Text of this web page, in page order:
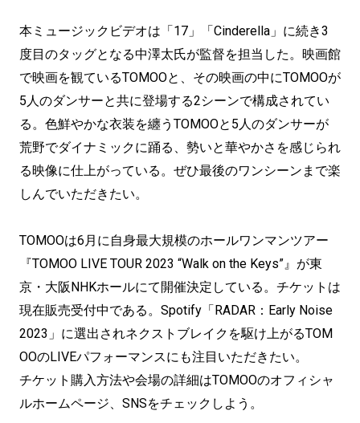
本ミュージックビデオは「17」「Cinderella」に続き3
度目のタッグとなる中澤太氏が監督を担当した。映画館
で映画を観ているTOMOOと、その映画の中にTOMOOが
5人のダンサーと共に登場する2シーンで構成されてい
る。色鮮やかな衣装を纏うTOMOOと5人のダンサーが
荒野でダイナミックに踊る、勢いと華やかさを感じられ
る映像に仕上がっている。ぜひ最後のワンシーンまで楽
しんでいただきたい。
TOMOOは6月に自身最大規模のホールワンマンツアー
『TOMOO LIVE TOUR 2023 “Walk on the Keys”』が東
京・大阪NHKホールにて開催決定している。チケットは
現在販売受付中である。Spotify「RADAR：Early Noise
2023」に選出されネクストブレイクを駆け上がるTOM
OOのLIVEパフォーマンスにも注目いただきたい。
チケット購入方法や会場の詳細はTOMOOのオフィシャ
ルホームページ、SNSをチェックしよう。